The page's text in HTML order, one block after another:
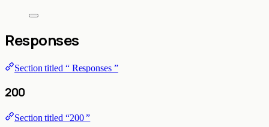
Responses
Section titled “ Responses ”
200
Section titled “200 ”